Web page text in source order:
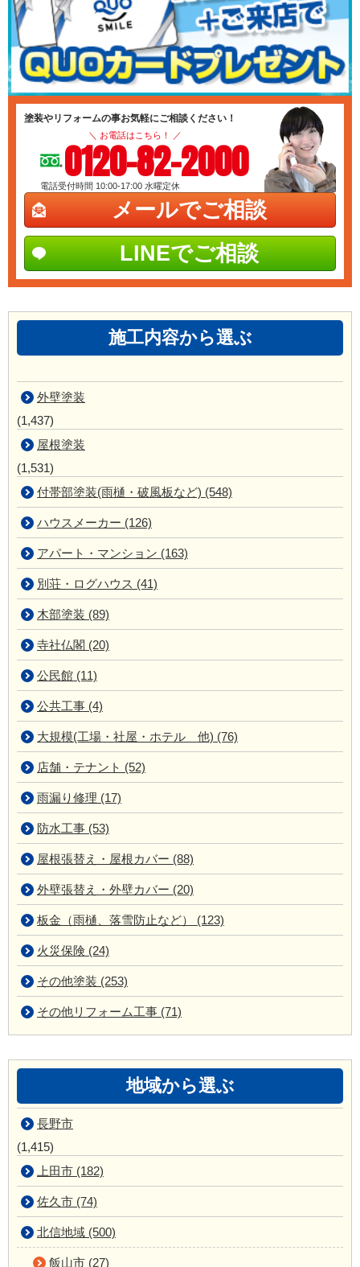
塗装やリフォームの事お気軽にご相談ください！
＼ お電話はこちら！ ／
0120-82-2000
電話受付時間 10:00-17:00 水曜定休
メールでご相談
LINEでご相談
施工内容から選ぶ
外壁塗装
(1,437)
屋根塗装
(1,531)
付帯部塗装(雨樋・破風板など) (548)
ハウスメーカー (126)
アパート・マンション (163)
別荘・ログハウス (41)
木部塗装 (89)
寺社仏閣 (20)
公民館 (11)
公共工事 (4)
大規模(工場・社屋・ホテル 他) (76)
店舗・テナント (52)
雨漏り修理 (17)
防水工事 (53)
屋根張替え・屋根カバー (88)
外壁張替え・外壁カバー (20)
板金（雨樋、落雪防止など） (123)
火災保険 (24)
その他塗装 (253)
その他リフォーム工事 (71)
地域から選ぶ
長野市
(1,415)
上田市 (182)
佐久市 (74)
北信地域 (500)
飯山市 (27)